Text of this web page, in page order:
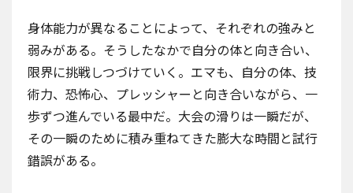
身体能力が異なることによって、それぞれの強みと
弱みがある。そうしたなかで自分の体と向き合い、
限界に挑戦しつづけていく。エマも、自分の体、技
術力、恐怖心、プレッシャーと向き合いながら、一
歩ずつ進んでいる最中だ。大会の滑りは一瞬だが、
その一瞬のために積み重ねてきた膨大な時間と試行
錯誤がある。